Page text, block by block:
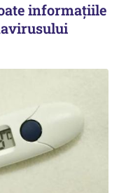
informaţiile